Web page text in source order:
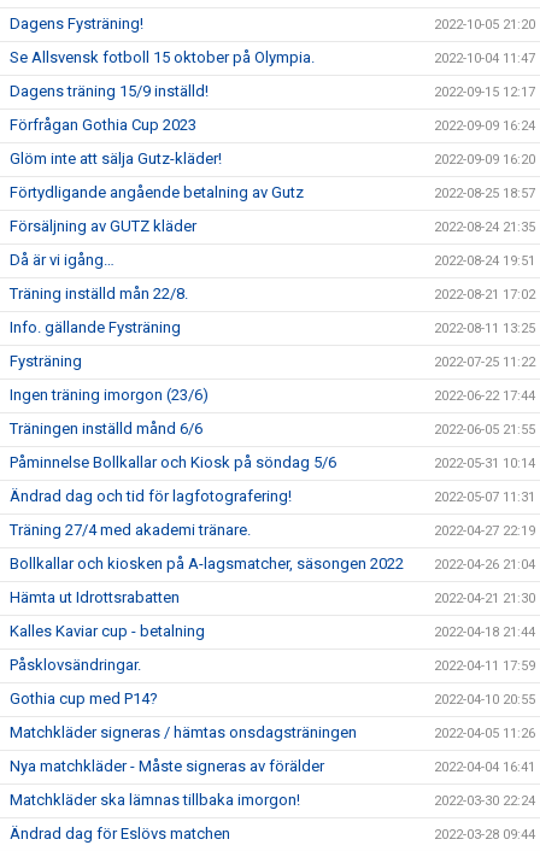
Dagens Fysträning! 2022-10-05 21:20
Se Allsvensk fotboll 15 oktober på Olympia. 2022-10-04 11:47
Dagens träning 15/9 inställd! 2022-09-15 12:17
Förfrågan Gothia Cup 2023 2022-09-09 16:24
Glöm inte att sälja Gutz-kläder! 2022-09-09 16:20
Förtydligande angående betalning av Gutz 2022-08-25 18:57
Försäljning av GUTZ kläder 2022-08-24 21:35
Då är vi igång… 2022-08-24 19:51
Träning inställd mån 22/8. 2022-08-21 17:02
Info. gällande Fysträning 2022-08-11 13:25
Fysträning 2022-07-25 11:22
Ingen träning imorgon (23/6) 2022-06-22 17:44
Träningen inställd månd 6/6 2022-06-05 21:55
Påminnelse Bollkallar och Kiosk på söndag 5/6 2022-05-31 10:14
Ändrad dag och tid för lagfotografering! 2022-05-07 11:31
Träning 27/4 med akademi tränare. 2022-04-27 22:19
Bollkallar och kiosken på A-lagsmatcher, säsongen 2022 2022-04-26 21:04
Hämta ut Idrottsrabatten 2022-04-21 21:30
Kalles Kaviar cup - betalning 2022-04-18 21:44
Påsklovsändringar. 2022-04-11 17:59
Gothia cup med P14? 2022-04-10 20:55
Matchkläder signeras / hämtas onsdagsträningen 2022-04-05 11:26
Nya matchkläder - Måste signeras av förälder 2022-04-04 16:41
Matchkläder ska lämnas tillbaka imorgon! 2022-03-30 22:24
Ändrad dag för Eslövs matchen 2022-03-28 09:44